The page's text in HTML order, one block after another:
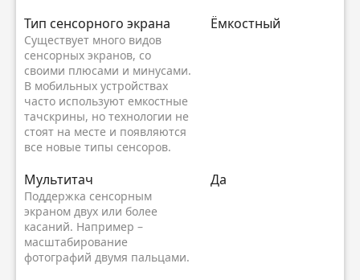
Тип сенсорного экрана
Существует много видов
сенсорных экранов, со
своими плюсами и минусами.
В мобильных устройствах
часто используют емкостные
тачскрины, но технологии не
стоят на месте и появляются
все новые типы сенсоров.
Ёмкостный
Мультитач
Поддержка сенсорным
экраном двух или более
касаний. Например –
масштабирование
фотографий двумя пальцами.
Да